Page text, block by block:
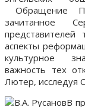
Обращение
зачитанное
представителей
аспекты
культурное
важность тех
Лютер, исследуя
В